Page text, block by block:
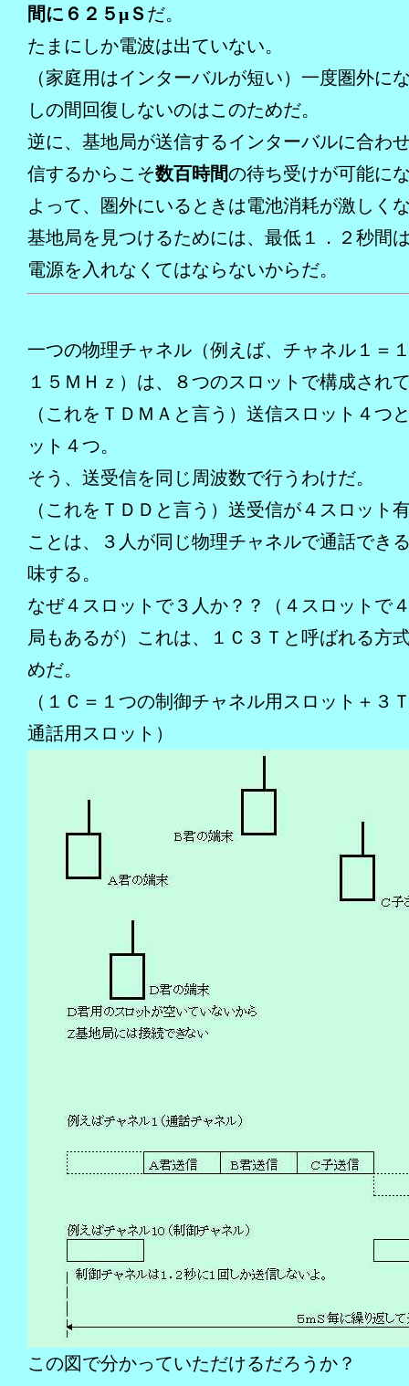
間に６２５μＳだ。
たまにしか電波は出ていない。
（家庭用はインターバルが短い）一度圏外に
しの間回復しないのはこのためだ。
逆に、基地局が送信するインターバルに合わ
信するからこそ数百時間の待ち受けが可能に
よって、圏外にいるときは電池消耗が激しく
基地局を見つけるためには、最低１．２秒間
電源を入れなくてはならないからだ。
一つの物理チャネル（例えば、チャネル１＝
１５ＭＨｚ）は、８つのスロットで構成され
（これをＴＤＭＡと言う）送信スロット４つ
ット４つ。
そう、送受信を同じ周波数で行うわけだ。
（これをＴＤＤと言う）送受信が４スロット
ことは、３人が同じ物理チャネルで通話でき
味する。
なぜ４スロットで３人か？？（４スロットで
局もあるが）これは、１Ｃ３Ｔと呼ばれる方
めだ。
（１Ｃ＝１つの制御チャネル用スロット＋３
通話用スロット）
この図で分かっていただけるだろうか？